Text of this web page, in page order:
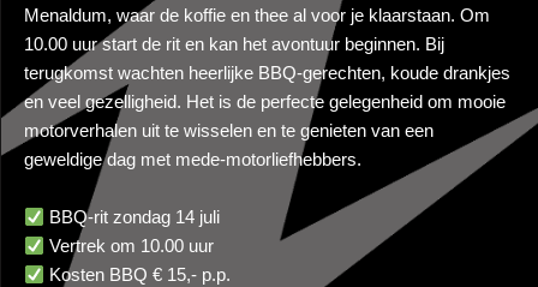
Menaldum, waar de koffie en thee al voor je klaarstaan. Om
10.00 uur start de rit en kan het avontuur beginnen. Bij
terugkomst wachten heerlijke BBQ-gerechten, koude drankjes
en veel gezelligheid. Het is de perfecte gelegenheid om mooie
motorverhalen uit te wisselen en te genieten van een
geweldige dag met mede-motorliefhebbers.
BBQ-rit zondag 14 juli
Vertrek om 10.00 uur
Kosten BBQ € 15,- p.p.